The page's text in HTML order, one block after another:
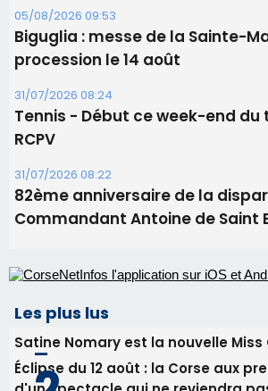
31/07/2026 08:22
82ème anniversaire de la
Commandant Antoine de Saint
Les plus lus
Satine Nomary est la nouvelle Miss
Éclipse du 12 août : la Corse aux
d'un spectacle qui ne reviendra pas
profiter pleinement du spectacle ?
consommation en recul dans les
La gendarmerie alerte les
face à une nouvelle escroquerie au
vin